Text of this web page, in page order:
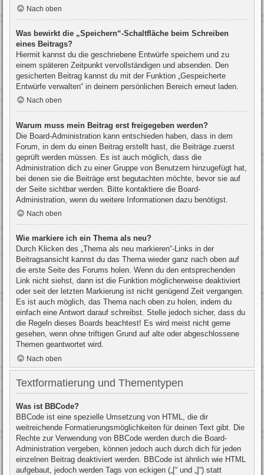
Nach oben
Was bewirkt die „Speichern“-Schaltfläche beim Schreiben
eines Beitrags?
Hiermit kannst du die geschriebene Entwürfe speichern und zu
einem späteren Zeitpunkt vervollständigen und absenden. Den
gesicherten Beitrag kannst du mit der Funktion „Gespeicherte
Entwürfe verwalten“ in deinem persönlichen Bereich erneut laden.
Nach oben
Warum muss mein Beitrag erst freigegeben werden?
Die Board-Administration kann entschieden haben, dass in dem
Forum, in dem du einen Beitrag erstellt hast, die Beiträge zuerst
geprüft werden müssen. Es ist auch möglich, dass die
Administration dich zu einer Gruppe von Benutzern hinzugefügt hat,
bei denen sie die Beiträge erst begutachten möchte, bevor sie auf
der Seite sichtbar werden. Bitte kontaktiere die Board-
Administration, wenn du weitere Informationen dazu benötigst.
Nach oben
Wie markiere ich ein Thema als neu?
Durch Klicken des „Thema als neu markieren“-Links in der
Beitragsansicht kannst du das Thema wieder ganz nach oben auf
die erste Seite des Forums holen. Wenn du den entsprechenden
Link nicht siehst, dann ist die Funktion möglicherweise deaktiviert
oder seit der letzten Markierung ist nicht genügend Zeit vergangen.
Es ist auch möglich, das Thema nach oben zu holen, indem du
einfach eine Antwort darauf schreibst. Stelle jedoch sicher, dass du
die Regeln dieses Boards beachtest! Es wird meist nicht gerne
gesehen, wenn ohne triftigen Grund auf alte oder abgeschlossene
Themen geantwortet wird.
Nach oben
Textformatierung und Thementypen
Was ist BBCode?
BBCode ist eine spezielle Umsetzung von HTML, die dir
weitreichende Formatierungsmöglichkeiten für deinen Text gibt. Die
Rechte zur Verwendung von BBCode werden durch die Board-
Administration vergeben, können jedoch auch durch dich für jeden
einzelnen Beitrag deaktiviert werden. BBCode ist ähnlich wie HTML
aufgebaut, jedoch werden Tags von eckigen („[“ und „]“) statt